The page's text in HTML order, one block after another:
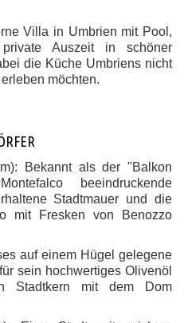
Villa in Umbrien mit Pool,
Auszeit in schöner
die Küche Umbriens nicht
möchten.
Bekannt als der "Balkon
beeindruckende
Stadtmauer und die
mit Fresken von Benozzo
auf einem Hügel gelegene
sein hochwertiges Olivenöl
Stadtkern mit dem Dom